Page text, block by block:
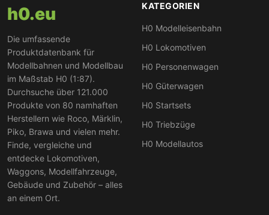
h0.eu
Die umfassende
Produktdatenbank für
Modellbahnen und Modellbau
im Maßstab H0 (1:87).
Durchsuche über 121.000
Produkte von 80 namhaften
Herstellern wie Roco, Märklin,
Piko, Brawa und vielen mehr.
Finde, vergleiche und
entdecke Lokomotiven,
Waggons, Modellfahrzeuge,
Gebäude und Zubehör – alles
an einem Ort.
KATEGORIEN
H0 Modelleisenbahn
H0 Lokomotiven
H0 Personenwagen
H0 Güterwagen
H0 Startsets
H0 Triebzüge
H0 Modellautos